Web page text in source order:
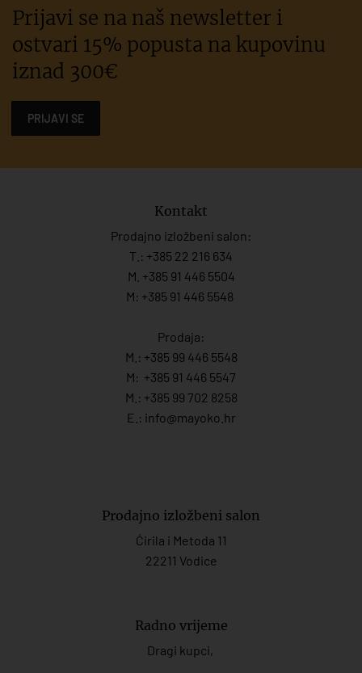
Prijavi se na naš newsletter i
ostvari 15% popusta na kupovinu
iznad 300€
PRIJAVI SE
Kontakt
Prodajno izložbeni salon:
T.: +385 22 216 634
M. +385 91 446 5504
M: +385 91 446 5548
Prodaja:
M.: +385 99 446 5548
M: +385 91 446 5547
M.: +385 99 702 8258
E.: info@mayoko. hr
Prodajno izložbeni salon
Ćirila i Metoda 11
22211 Vodice
Radno vrijeme
Dragi kupci,